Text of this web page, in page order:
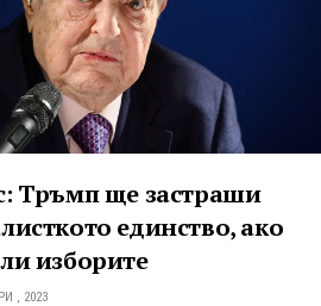
Тръмп ще застраши
единство, ако
изборите
, 2023